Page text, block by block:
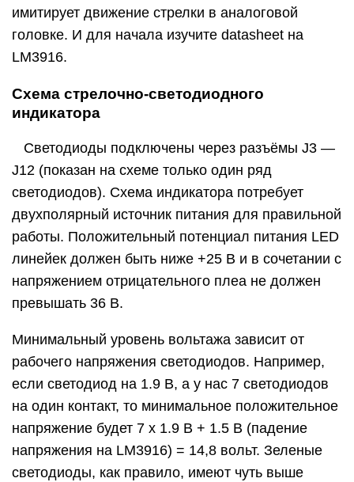
имитирует движение стрелки в аналоговой
головке. И для начала изучите datasheet на
LM3916.
Схема стрелочно-светодиодного
индикатора
Светодиоды подключены через разъёмы J3 —
J12 (показан на схеме только один ряд
светодиодов). Схема индикатора потребует
двухполярный источник питания для правильной
работы. Положительный потенциал питания LED
линейек должен быть ниже +25 В и в сочетании с
напряжением отрицательного плеа не должен
превышать 36 В.
Минимальный уровень вольтажа зависит от
рабочего напряжения светодиодов. Например,
если светодиод на 1.9 В, а у нас 7 светодиодов
на один контакт, то минимальное положительное
напряжение будет 7 х 1.9 В + 1.5 В (падение
напряжения на LM3916) = 14,8 вольт. Зеленые
светодиоды, как правило, имеют чуть выше